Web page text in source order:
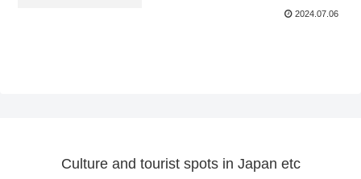
2024.07.06
Culture and tourist spots in Japan etc